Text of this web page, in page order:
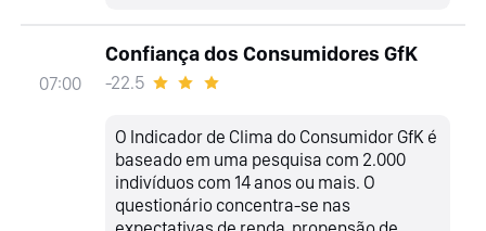
07:00
Confiança dos Consumidores GfK
-22.5
O Indicador de Clima do Consumidor GfK é
baseado em uma pesquisa com 2.000
indivíduos com 14 anos ou mais. O
questionário concentra-se nas